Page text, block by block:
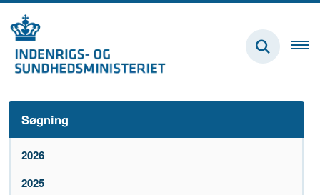
Søgning
2026
2025